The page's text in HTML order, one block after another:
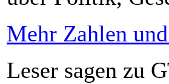
Mehr Zahlen
Leser sagen zu